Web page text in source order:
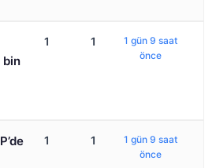
bin
1 1
1 gün 9 saat
önce
1 1
1 gün 9 saat
önce